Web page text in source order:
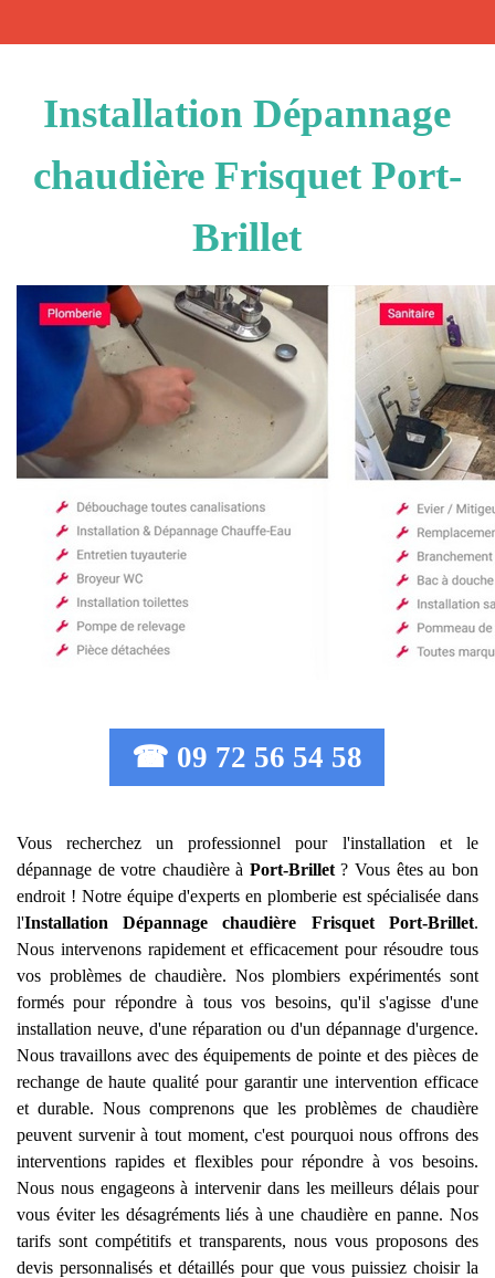
Installation Dépannage
chaudière Frisquet Port-
Brillet
☎ 09 72 56 54 58
Vous recherchez un professionnel pour l'installation et le
dépannage de votre chaudière à Port-Brillet? Vous êtes au bon
endroit ! Notre équipe d'experts en plomberie est spécialisée dans
l'Installation Dépannage chaudière Frisquet Port-Brillet.
Nous intervenons rapidement et efficacement pour résoudre tous
vos problèmes de chaudière. Nos plombiers expérimentés sont
formés pour répondre à tous vos besoins, qu'il s'agisse d'une
installation neuve, d'une réparation ou d'un dépannage d'urgence.
Nous travaillons avec des équipements de pointe et des pièces de
rechange de haute qualité pour garantir une intervention efficace
et durable. Nous comprenons que les problèmes de chaudière
peuvent survenir à tout moment, c'est pourquoi nous offrons des
interventions rapides et flexibles pour répondre à vos besoins.
Nous nous engageons à intervenir dans les meilleurs délais pour
vous éviter les désagréments liés à une chaudière en panne. Nos
tarifs sont compétitifs et transparents, nous vous proposons des
devis personnalisés et détaillés pour que vous puissiez choisir la